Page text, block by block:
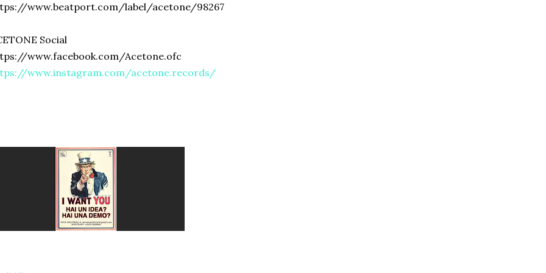
www.beatport.com/label/acetone/98267
Social
www.facebook.com/Acetone.ofc
www.instagram.com/acetone.records/